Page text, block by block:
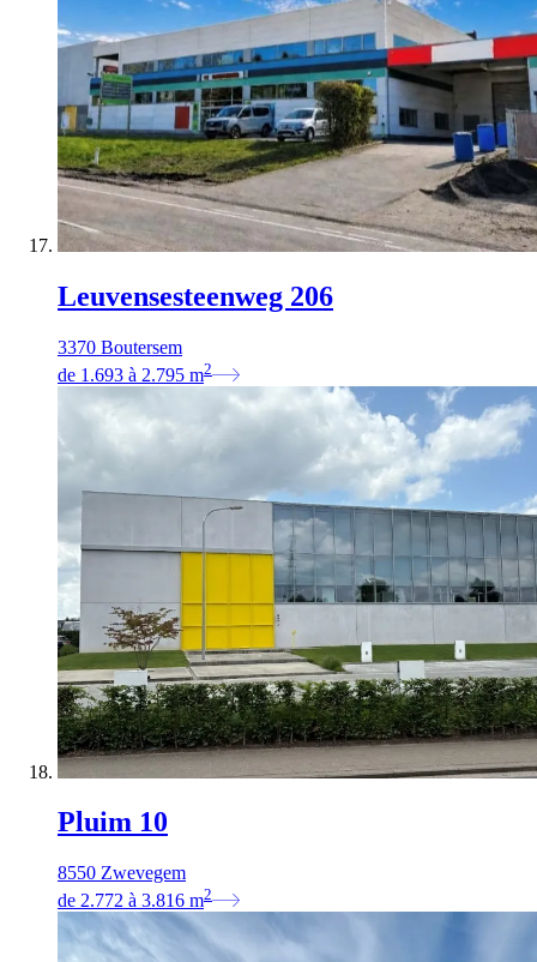
Leuvensesteenweg 206
3370 Boutersem
de 1.693 à 2.795 m2
Pluim 10
8550 Zwevegem
de 2.772 à 3.816 m2